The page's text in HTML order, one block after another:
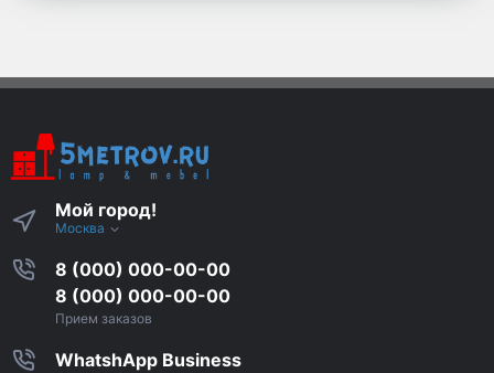
Мой город!
Москва
8 (000) 000-00-00
8 (000) 000-00-00
Прием заказов
WhatshApp Business